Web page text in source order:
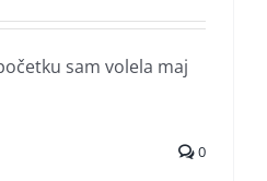
sam volela maj
0